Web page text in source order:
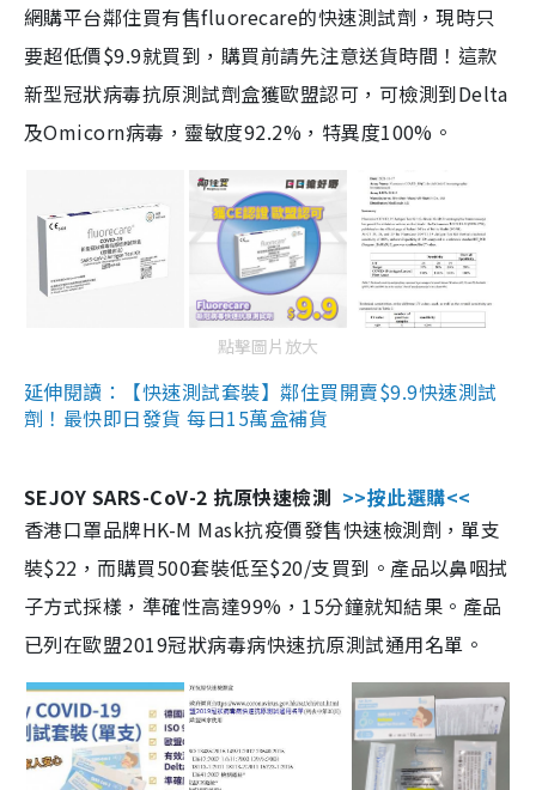
網購平台鄰住買有售fluorecare的快速測試劑，現時只
要超低價$9.9就買到，購買前請先注意送貨時間！這款
新型冠狀病毒抗原測試劑盒獲歐盟認可，可檢測到Delta
及Omicorn病毒，靈敏度92.2%，特異度100%。
點擊圖片放大
延伸閱讀：【快速測試套裝】鄰住買開賣$9.9快速測試
劑！最快即日發貨 每日15萬盒補貨
SEJOY SARS-CoV-2 抗原快速檢測 >>按此選購<<
香港口罩品牌HK-M Mask抗疫價發售快速檢測劑，單支
裝$22，而購買500套裝低至$20/支買到。產品以鼻咽拭
子方式採樣，準確性高達99%，15分鐘就知結果。產品
已列在歐盟2019冠狀病毒病快速抗原測試通用名單。